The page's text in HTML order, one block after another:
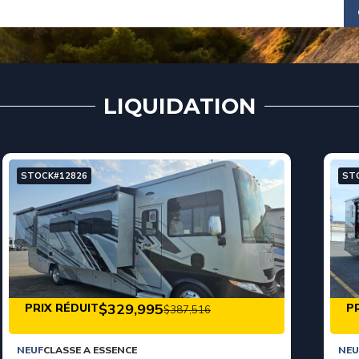
LIQUIDATION
STOCK#13199
VOIR LES DÉTAILS
PRIX RÉDUIT$489,995$525,708
NEUFCLASSE A DIESEL